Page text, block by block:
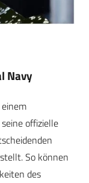
Navy
offizielle
So können
des